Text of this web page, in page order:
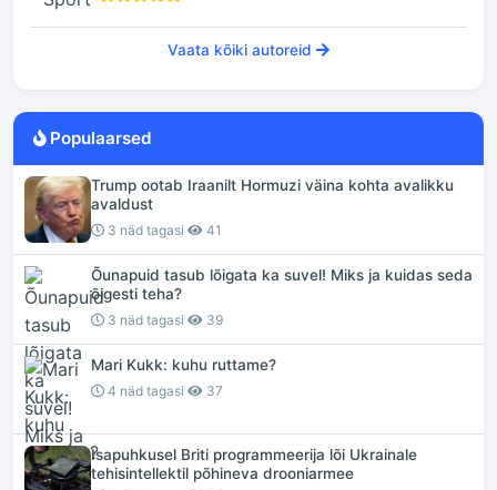
Vaata kõiki autoreid
Populaarsed
Trump ootab Iraanilt Hormuzi väina kohta avalikku
avaldust
3 näd tagasi 41
Õunapuid tasub lõigata ka suvel! Miks ja kuidas seda
õigesti teha?
3 näd tagasi 39
Mari Kukk: kuhu ruttame?
4 näd tagasi 37
Isapuhkusel Briti programmeerija lõi Ukrainale
tehisintellektil põhineva drooniarmee